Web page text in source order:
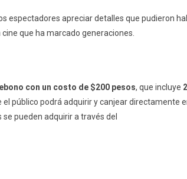
espectadores apreciar detalles que pudieron
que ha marcado generaciones.
con un costo de $200 pesos, que incluye 2
el público podrá adquirir y canjear directamente
pueden adquirir a través del